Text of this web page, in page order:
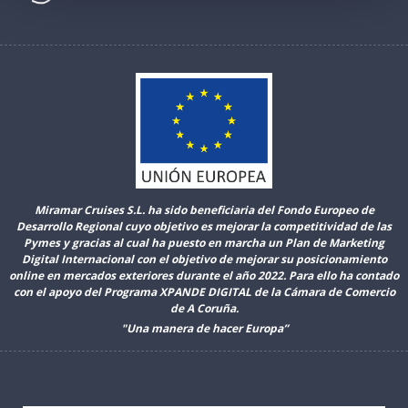
Miramar Cruises S.L. ha sido beneficiaria del Fondo Europeo de
Desarrollo Regional cuyo objetivo es mejorar la competitividad de las
Pymes y gracias al cual ha puesto en marcha un Plan de Marketing
Digital Internacional con el objetivo de mejorar su posicionamiento
online en mercados exteriores durante el año 2022. Para ello ha contado
con el apoyo del Programa XPANDE DIGITAL de la Cámara de Comercio
de A Coruña.
"Una manera de hacer Europa”